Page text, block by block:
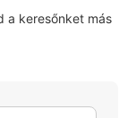
a keresőnket más